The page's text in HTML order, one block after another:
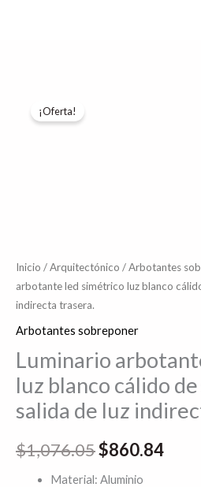
¡Oferta!
Inicio /Arquitectónico /Arbotantes
arbotante led simétrico luz blanco
indirecta trasera.
Arbotantes sobreponer
Luminario
luz blanco cálido
salida de luz
$1,076.05$860.84
Material: Aluminio
arbotante
sobreponer
salida
de
luz
indirecta
trasera.
cantidad